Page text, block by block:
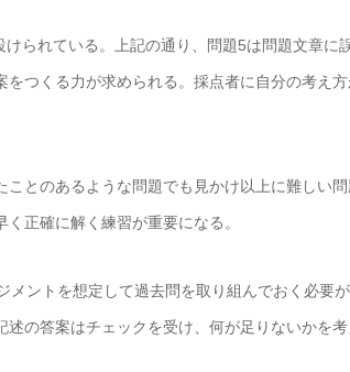
られている。上記の通り、問題5は問題文章に
つくる力が求められる。採点者に自分の考え
とのあるような問題でも見かけ以上に難しい
正確に解く練習が重要になる。
ントを想定して過去問を取り組んでおく必要
の答案はチェックを受け、何が足りないかを